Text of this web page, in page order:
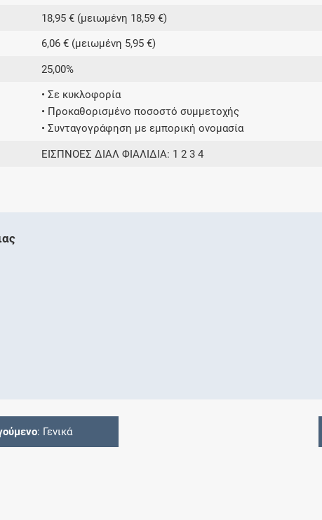
18,95 € (μειωμένη 18,59 €)
6,06 € (μειωμένη 5,95 €)
25,00%
• Σε κυκλοφορία
• Προκαθορισμένο ποσοστό συμμετοχής
• Συνταγογράφηση με εμπορική ονομασία
ΕΙΣΠΝΟΕΣ ΔΙΑΛ ΦΙΑΛΙΔΙΑ: 1 2 3 4
: Γενικά